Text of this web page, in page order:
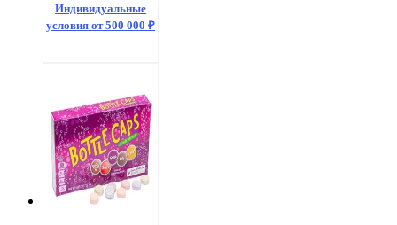
Индивидуальные
условия от 500 000 ₽